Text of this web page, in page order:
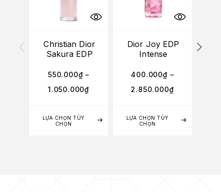
LỰA CHỌN TÙY
CHỌN
Christian Dior
Sakura EDP
550.000₫ –
1.050.000₫
LỰA CHỌN TÙY
CHỌN
Dior Joy EDP
Intense
400.000₫ –
2.850.000₫